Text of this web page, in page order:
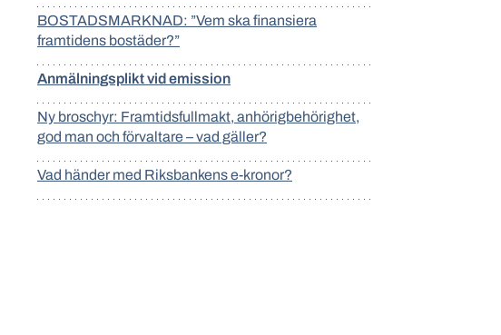
BOSTADSMARKNAD: ”Vem ska finansiera
framtidens bostäder?”
Anmälningsplikt vid emission
Ny broschyr: Framtidsfullmakt, anhörigbehörighet,
god man och förvaltare – vad gäller?
Vad händer med Riksbankens e-kronor?